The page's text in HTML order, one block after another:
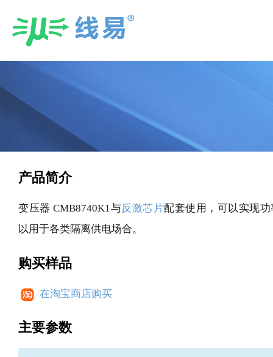
产品简介
变压器 CMB8740K1与反激芯片配套使用，可以实现
以用于各类隔离供电场合。
购买样品
在淘宝商店购买
主要参数